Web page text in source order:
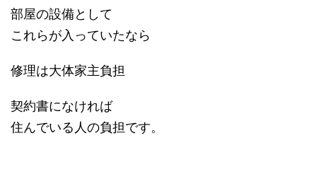
部屋の設備として
これらが入っていたなら
修理は大体家主負担
契約書になければ
住んでいる人の負担です。